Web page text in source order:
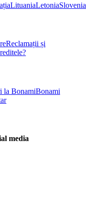
LituaniaLetoniaSlovenia
Reclamații și
la BonamiBonami
media